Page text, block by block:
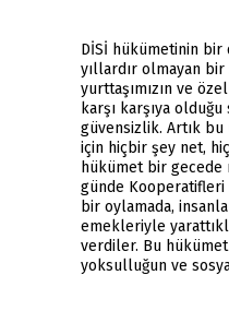
DİSİ hükümetinin bir
yıllardır olmayan
yurttaşımızın ve
karşı karşıya
güvensizlik. Artık
için hiçbir şey net,
hükümet bir gecede
günde Kooperatifleri
bir oylamada,
emekleriyle
verdiler. Bu
yoksulluğun ve